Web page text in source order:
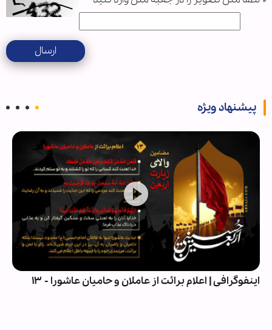
ارسال
پیشنهاد ویژه
اینفوگرافی | اعلام برائت از عاملان و حامیان عاشورا - ۱۳